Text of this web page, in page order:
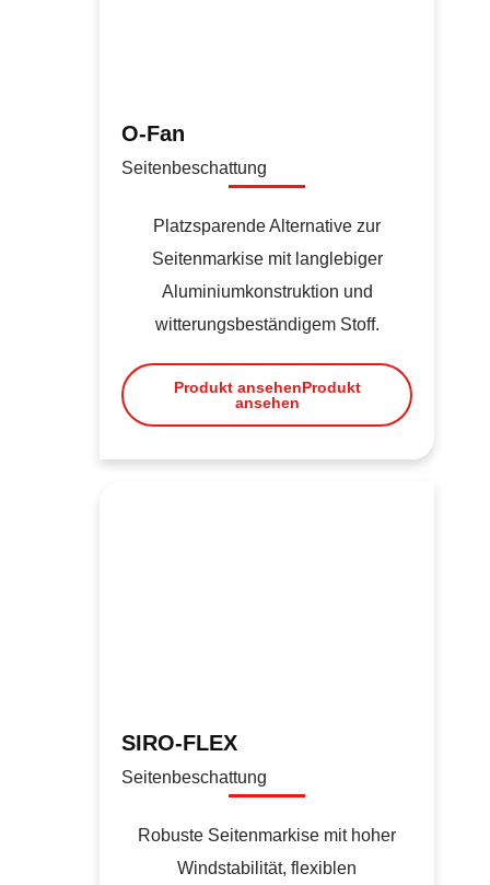
O-Fan
Seitenbeschattung
Platzsparende Alternative zur
Seitenmarkise mit langlebiger
Aluminiumkonstruktion und
witterungsbeständigem Stoff.
Produkt ansehenProdukt
ansehen
SIRO-FLEX
Seitenbeschattung
Robuste Seitenmarkise mit hoher
Windstabilität, flexiblen